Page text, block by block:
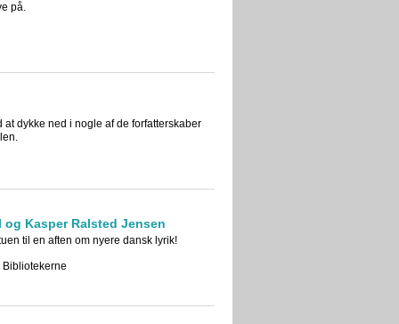
på.
dykke ned i nogle af de forfatterskaber
Kasper Ralsted Jensen
til en aften om nyere dansk lyrik!
Bibliotekerne